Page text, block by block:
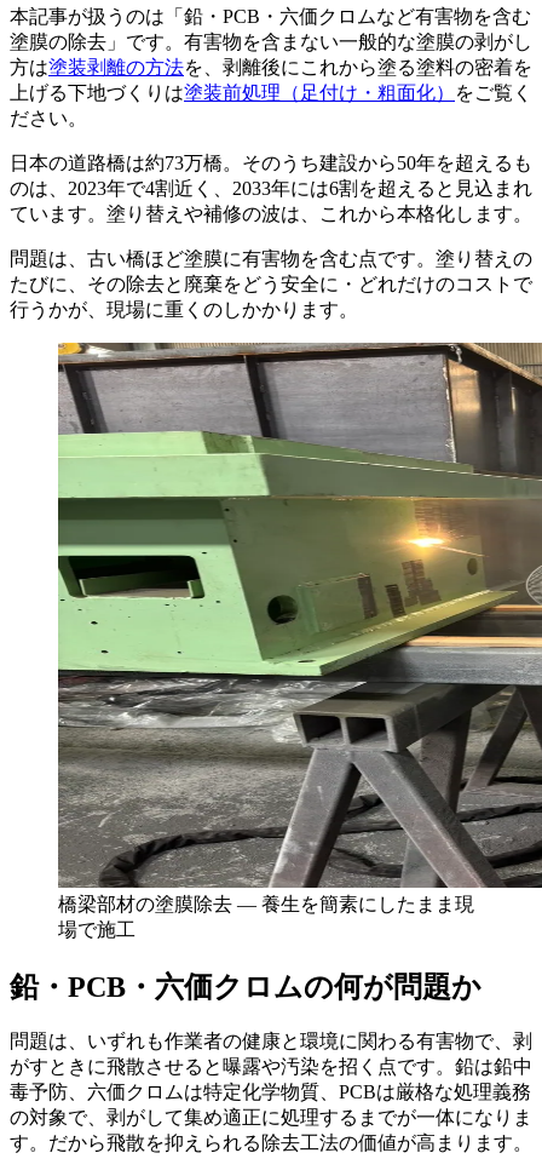
本記事が扱うのは「鉛・PCB・六価クロムなど有害物を含む
塗膜の除去」です。有害物を含まない一般的な塗膜の剥がし
方は塗装剥離の方法を、剥離後にこれから塗る塗料の密着を
上げる下地づくりは塗装前処理（足付け・粗面化）
をご覧く
ださい。
日本の道路橋は約73万橋。そのうち建設から50年を超えるも
のは、2023年で4割近く、2033年には6割を超えると見込まれ
ています。塗り替えや補修の波は、これから本格化します。
問題は、古い橋ほど塗膜に有害物を含む点です。塗り替えの
たびに、その除去と廃棄をどう安全に・どれだけのコストで
行うかが、現場に重くのしかかります。
橋梁部材の塗膜除去 — 養生を簡素にしたまま現
場で施工
鉛・PCB・六価クロムの何が問題か
問題は、いずれも作業者の健康と環境に関わる有害物で、剥
がすときに飛散させると曝露や汚染を招く点です。鉛は鉛中
毒予防、六価クロムは特定化学物質、PCBは厳格な処理義務
の対象で、剥がして集め適正に処理するまでが一体になりま
す。だから飛散を抑えられる除去工法の価値が高まります。